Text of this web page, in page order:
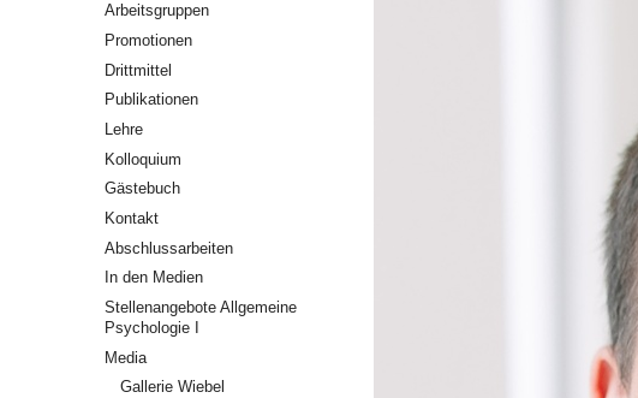
Arbeitsgruppen
Promotionen
Drittmittel
Publikationen
Lehre
Kolloquium
Gästebuch
Kontakt
Abschlussarbeiten
In den Medien
Stellenangebote Allgemeine
Psychologie I
Media
Gallerie Wiebel